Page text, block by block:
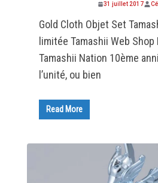
31 juillet 2017
Gold Cloth Objet Set
limitée Tamashii Web
Tamashii Nation 10ème
l’unité, ou bien
Read More